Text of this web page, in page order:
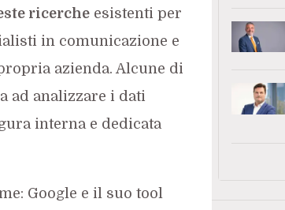
ricercheesistenti per
in comunicazione e
azienda. Alcune di
ad analizzare i dati
interna e dedicata
Google e il suo tool